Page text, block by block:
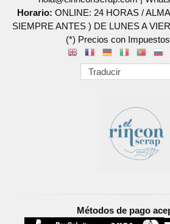
Horario: ONLINE: 24 HORAS /
SIEMPRE ANTES ) DE LUNES A
(*) Precios con
Métodos de pago